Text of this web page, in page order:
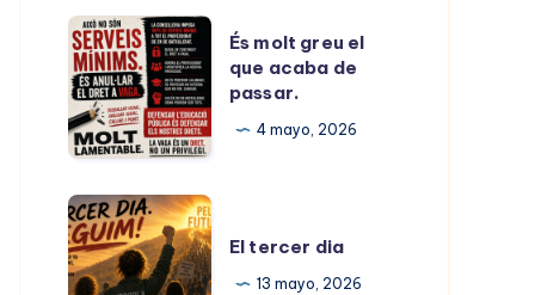
És
molt
greu
el
que
acaba
de
passar.
És molt greu el
que acaba de
passar.
4 mayo, 2026
El
tercer
dia
El tercer dia
13 mayo, 2026